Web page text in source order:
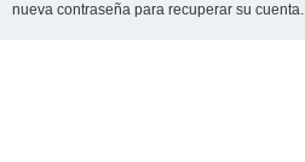
nueva contraseña para recuperar su cuenta.